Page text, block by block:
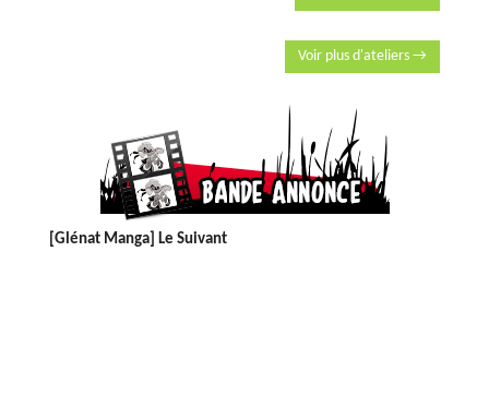
Voir plus d'ateliers →
[Glénat Manga] Le Suivant